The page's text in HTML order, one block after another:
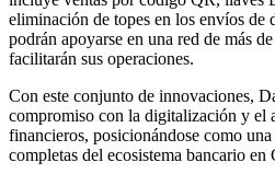
eliminación de topes en los envíos de
podrán apoyarse en una red de más
facilitarán sus operaciones.
Con este conjunto de innovaciones,
compromiso con la digitalización y el
financieros, posicionándose como
completas del ecosistema bancario en